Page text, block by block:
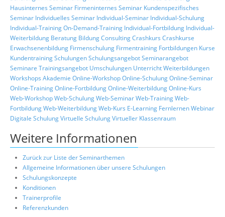
Hausinternes Seminar Firmeninternes Seminar Kundenspezifisches
Seminar Individuelles Seminar Individual-Seminar Individual-Schulung
Individual-TrainingOn-Demand-Training Individual-Fortbildung Individual-
Weiterbildung Beratung BildungConsultingCrashkurs Crashkurse
Erwachsenenbildung Firmenschulung Firmentraining Fortbildungen Kurse
KundentrainingSchulungenSchulungsangebotSeminarangebot
Seminare Trainingsangebot Umschulungen UnterrichtWeiterbildungen
Workshops Akademie Online-WorkshopOnline-SchulungOnline-Seminar
Online-TrainingOnline-FortbildungOnline-WeiterbildungOnline-Kurs
Web-WorkshopWeb-SchulungWeb-SeminarWeb-TrainingWeb-
FortbildungWeb-WeiterbildungWeb-Kurs E-Learning FernlernenWebinar
Digitale SchulungVirtuelle SchulungVirtueller Klassenraum
Weitere Informationen
Zurück zur Liste der Seminarthemen
Allgemeine Informationen über unsere Schulungen
Schulungskonzepte
Konditionen
Trainerprofile
Referenzkunden